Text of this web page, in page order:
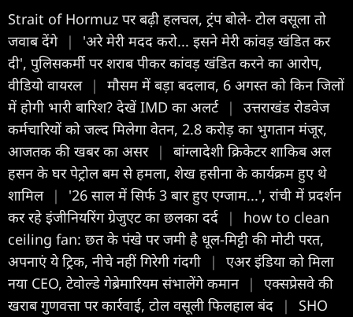
Strait of Hormuz पर बढ़ी हलचल, ट्रंप बोले- टोल वसूला तो
जवाब देंगे |
'अरे मेरी मदद करो... इसने मेरी कांवड़ खंडित कर
दी', पुलिसकर्मी पर शराब पीकर कांवड़ खंडित करने का आरोप,
वीडियो वायरल |
मौसम में बड़ा बदलाव, 6 अगस्त को किन जिलों
में होगी भारी बारिश? देखें IMD का अलर्ट |
उत्तराखंड रोडवेज
कर्मचारियों को जल्द मिलेगा वेतन, 2.8 करोड़ का भुगतान मंजूर,
आजतक की खबर का असर |
बांग्लादेशी क्रिकेटर शाकिब अल
हसन के घर पेट्रोल बम से हमला, शेख हसीना के कार्यक्रम हुए थे
शामिल |
'26 साल में सिर्फ 3 बार हुए एग्जाम...', रांची में प्रदर्शन
कर रहे इंजीनियरिंग ग्रेजुएट का छलका दर्द
|
how to clean
ceiling fan: छत के पंखे पर जमी है धूल-मिट्टी की मोटी परत,
अपनाएं ये ट्रिक, नीचे नहीं गिरेगी गंदगी
|
एअर इंडिया को मिला
नया CEO, टेवोल्डे गेब्रेमारियम संभालेंगे कमान |
एक्सप्रेसवे की
खराब गुणवत्ता पर कार्रवाई, टोल वसूली फिलहाल बंद
|
SHO